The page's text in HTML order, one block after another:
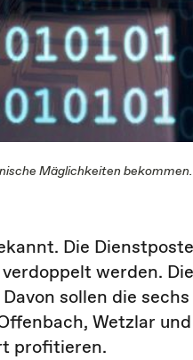
Mäglichkeiten bekommen.
Die
werden.
sollen die
Wetzlar
profitieren.